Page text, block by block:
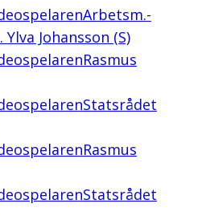
Arbetsm.-
Johansson (S)
Rasmus
Statsrådet
Rasmus
Statsrådet